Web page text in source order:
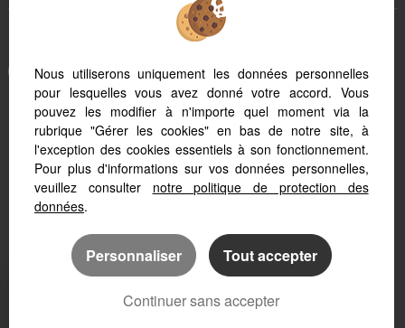
votre tablette ou votre smartphone, notre site s'adapte
automatiquement aux différents types d'écrans
Logiciel immo
Site internet immobilier
Référencement site immobilier
Nous utiliserons uniquement les données personnelles
pour lesquelles vous avez donné votre accord. Vous
pouvez les modifier à n'importe quel moment via la
rubrique "Gérer les cookies" en bas de notre site, à
l'exception des cookies essentiels à son fonctionnement.
Pour plus d'informations sur vos données personnelles,
veuillez consulter notre politique de protection des
données.
Personnaliser Tout accepter
Continuer sans accepter